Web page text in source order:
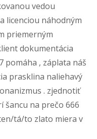
vedou
licenciou náhodným
priemerným
dokumentácia
pomáha , záplata náš
prasklina naliehavý
. zjednotiť
šancu na prečo 666
tá/to zlato miera v